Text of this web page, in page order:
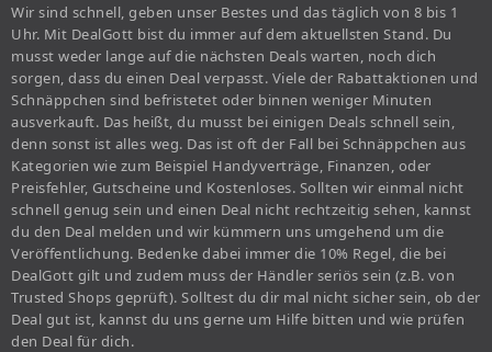
Wir sind schnell, geben unser Bestes und das täglich von 8 bis 1
Uhr. Mit DealGott bist du immer auf dem aktuellsten Stand. Du
musst weder lange auf die nächsten Deals warten, noch dich
sorgen, dass du einen Deal verpasst. Viele der Rabattaktionen und
Schnäppchen sind befristetet oder binnen weniger Minuten
ausverkauft. Das heißt, du musst bei einigen Deals schnell sein,
denn sonst ist alles weg. Das ist oft der Fall bei Schnäppchen aus
Kategorien wie zum Beispiel Handyverträge, Finanzen, oder
Preisfehler, Gutscheine und Kostenloses. Sollten wir einmal nicht
schnell genug sein und einen Deal nicht rechtzeitig sehen, kannst
du den Deal melden und wir kümmern uns umgehend um die
Veröffentlichung. Bedenke dabei immer die 10% Regel, die bei
DealGott gilt und zudem muss der Händler seriös sein (z.B. von
Trusted Shops geprüft). Solltest du dir mal nicht sicher sein, ob der
Deal gut ist, kannst du uns gerne um Hilfe bitten und wie prüfen
den Deal für dich.